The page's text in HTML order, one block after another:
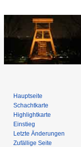
Hauptseite
Schachtkarte
Highlightkarte
Einstieg
Letzte Änderungen
Zufällige Seite